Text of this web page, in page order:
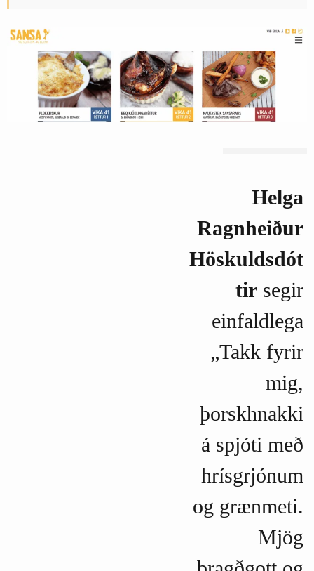
Helga
Ragnheiður
Höskuldsdót
tir segir
einfaldlega
„Takk fyrir
mig,
þorskhnakki
á spjóti með
hrísgrjónum
og grænmeti.
Mjög